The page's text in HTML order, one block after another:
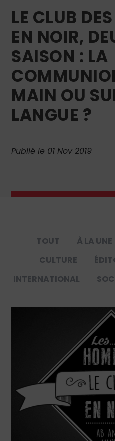
LE CLUB
EN NOIR,
SAISON : LA
MAIN OU
LANGUE ?
Publié le 01 Nov 2019
TOUT À LA UNE
CULTURE
INTERNATIONAL